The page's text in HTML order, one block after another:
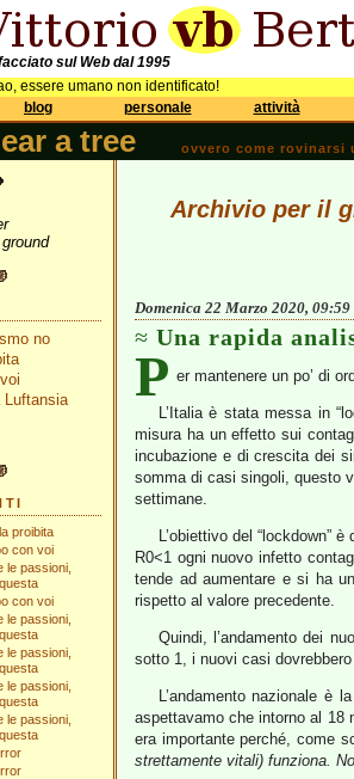
sul Web dal 1995
essere umano non identificato!
blog personale attività
a tree ovvero come rovinarsi
no
Luftansia
proibita
con voi
le passioni,
con voi
le passioni,
le passioni,
le passioni,
le passioni,
Archivio per il
Domenica 22 Marzo 2020, 09:59
Una rapida
P er mantenere un po’ di
L’Italia è stata messa in
misura ha un effetto sui
incubazione e di crescita dei
somma di casi singoli, questo
settimane.
L’obiettivo del “lockdown”
R0<1 ogni nuovo infetto
tende ad aumentare e si ha
rispetto al valore precedente.
Quindi, l’andamento dei
sotto 1, i nuovi casi
L’andamento nazionale è
aspettavamo che intorno al 18
era importante perché, come
strettamente vitali) funziona.